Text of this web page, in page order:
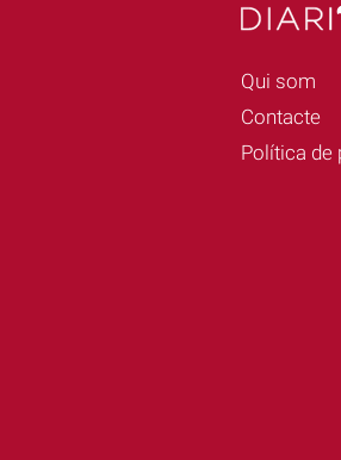
Qui som
Contacte
Política de